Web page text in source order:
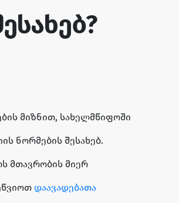
მიზნით, სახელმწიფოში
ნორმების შესახებ.
მთავრობის მიერ
დაავადებათა